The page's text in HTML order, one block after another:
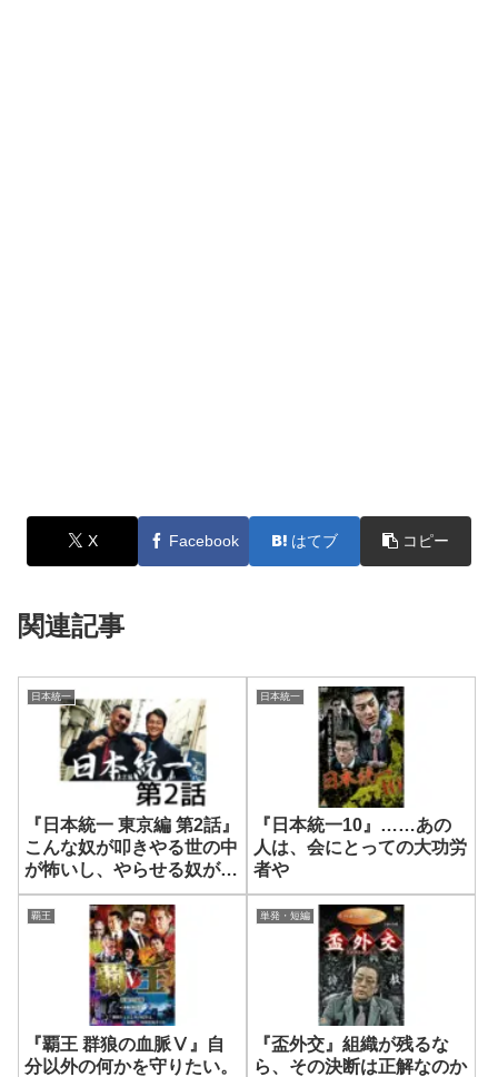
X Facebook はてブ コピー
関連記事
日本統一
『日本統一 東京編 第2話』
こんな奴が叩きやる世の中
が怖いし、やらせる奴が許
せねえ
日本統一
『日本統一10』……あの
人は、会にとっての大功労
者や
覇王
『覇王 群狼の血脈Ⅴ』自
分以外の何かを守りたい。
単発・短編
『盃外交』組織が残るな
ら、その決断は正解なのか